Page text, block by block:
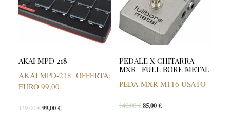
AKAI MPD 218
AKAI MPD-218 OFFERTA:
EURO 99,00
149,00€99,00€
PEDALE X CHITARRA
MXR -FULL BORE METAL
PEDA MXR M116 USATO
140,00€85,00€